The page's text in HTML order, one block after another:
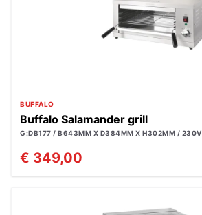
BUFFALO
Buffalo Salamander grill
G:DB177 / B643MM X D384MM X H302MM / 230V
€ 349,00